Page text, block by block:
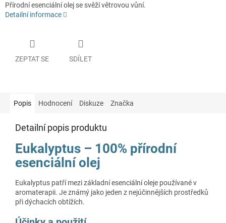
Přírodní esenciální olej se svěží větrovou vůní.
Detailní informace
ZEPTAT SE SDÍLET
Popis Hodnocení Diskuze Značka
Detailní popis produktu
Eukalyptus – 100% přírodní
esenciální olej
Eukalyptus patří mezi základní esenciální oleje používané v
aromaterapii. Je známý jako jeden z nejúčinnějších prostředků
při dýchacích obtížích.